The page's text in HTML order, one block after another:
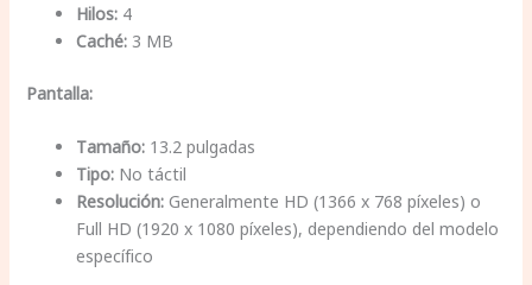
Hilos:4
Caché:3 MB
Pantalla:
Tamaño:13.2 pulgadas
Tipo:No táctil
Resolución:Generalmente HD (1366 x 768 píxeles) o
Full HD (1920 x 1080 píxeles), dependiendo del modelo
específico